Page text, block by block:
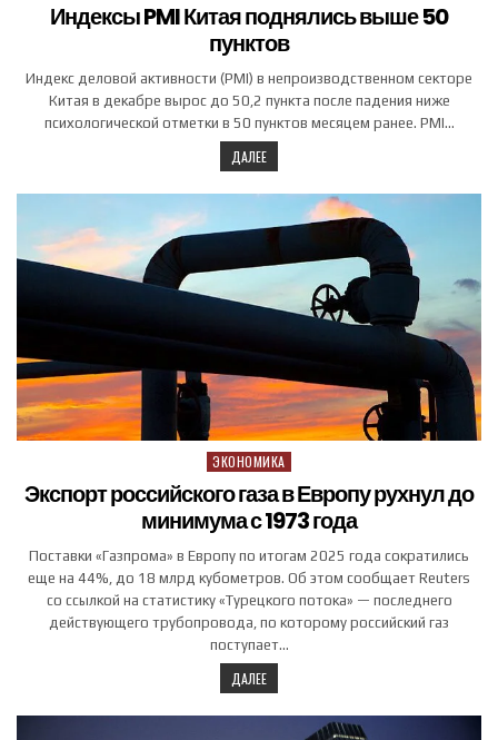
Индексы PMI Китая поднялись выше 50
пунктов
Индекс деловой активности (PMI) в непроизводственном секторе
Китая в декабре вырос до 50,2 пункта после падения ниже
психологической отметки в 50 пунктов месяцем ранее. PMI…
ДАЛЕЕ
Posted in
ЭКОНОМИКА
Экспорт российского газа в Европу рухнул до
минимума с 1973 года
Поставки «Газпрома» в Европу по итогам 2025 года сократились
еще на 44%, до 18 млрд кубометров. Об этом сообщает Reuters
со ссылкой на статистику «Турецкого потока» — последнего
действующего трубопровода, по которому российский газ
поступает…
ДАЛЕЕ